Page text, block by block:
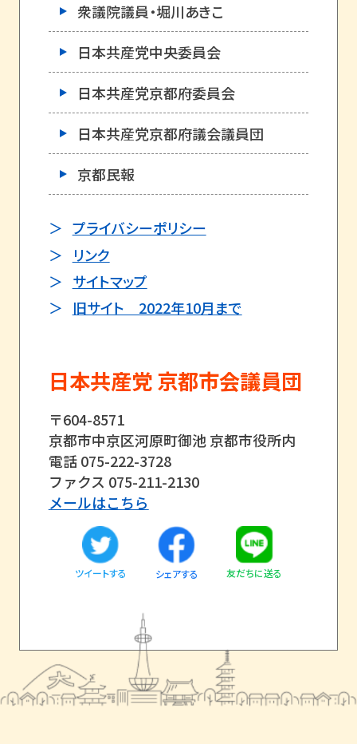
日本共産党 京都市会議員団
〒604-8571
京都市中京区河原町御池 京都市役所内
電話 075-222-3728
ファクス 075-211-2130
メールはこちら
ツイートする シェアする 友だちに送る
衆議院議員・堀川あきこ
日本共産党中央委員会
日本共産党京都府委員会
日本共産党京都府議会議員団
京都民報
プライバシーポリシー
リンク
サイトマップ
旧サイト 2022年10月まで